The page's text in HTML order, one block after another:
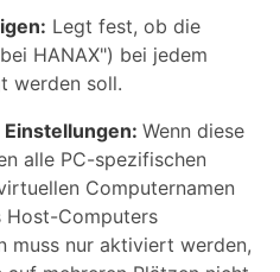
Legt fest, ob die
HANAX") bei jedem
werden soll.
Wenn diese
alle PC-spezifischen
Computernamen
Host-Computers
muss nur aktiviert werden,